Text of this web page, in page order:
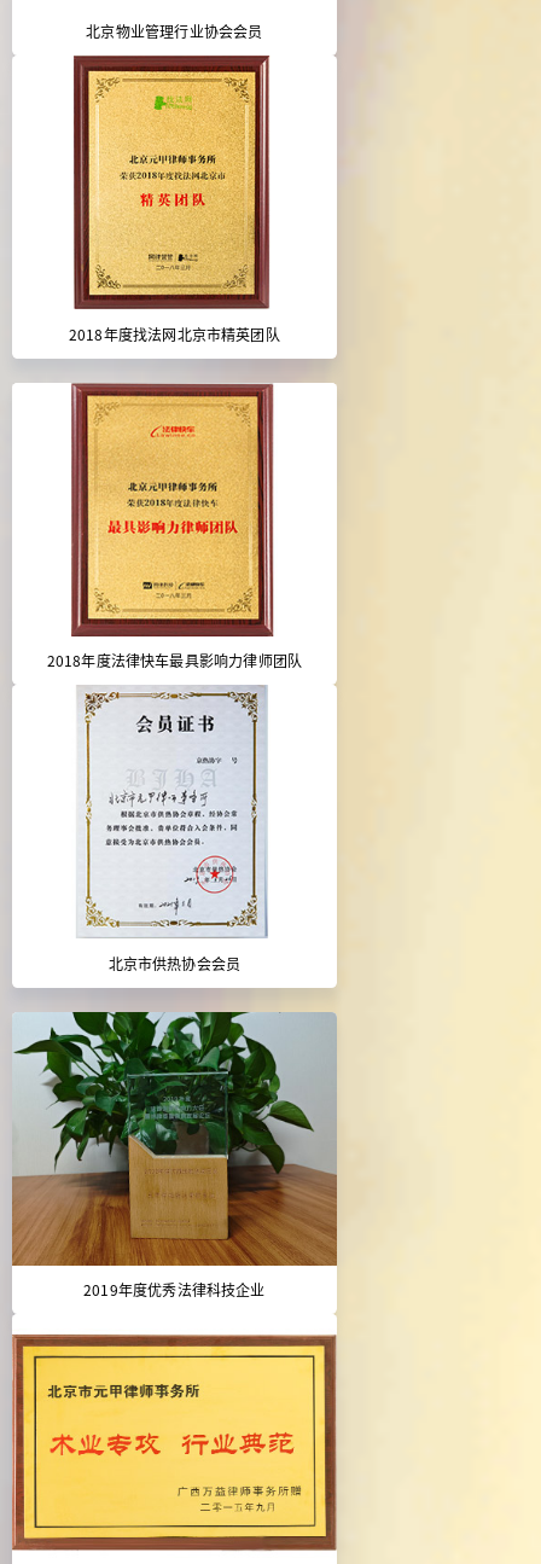
北京物业管理行业协会会员
2018年度找法网北京市精英团队
2018年度法律快车最具影响力律师团队
北京市供热协会会员
2019年度优秀法律科技企业